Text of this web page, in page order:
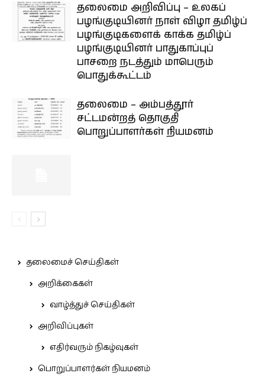
தலைமை அறிவிப்பு – உலகப்
பழங்குடியினர் நாள் விழா தமிழ்ப்
பழங்குடிகளைக் காக்க தமிழ்ப்
பழங்குடியினர் பாதுகாப்புப்
பாசறை நடத்தும் மாபெரும்
பொதுக்கூட்டம்
தலைமை – அம்பத்தூர்
சட்டமன்றத் தொகுதி
பொறுப்பாளர்கள் நியமனம்
தலைமைச் செய்திகள்
அறிக்கைகள்
வாழ்த்துச் செய்திகள்
அறிவிப்புகள்
எதிர்வரும் நிகழ்வுகள்
பொறுப்பாளர்கள் நியமனம்